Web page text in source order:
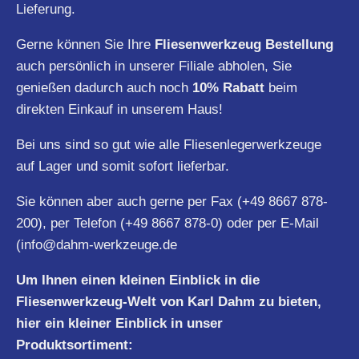
Lieferung.
Gerne können Sie Ihre Fliesenwerkzeug Bestellung
auch persönlich in unserer Filiale abholen, Sie
genießen dadurch auch noch 10% Rabatt beim
direkten Einkauf in unserem Haus!
Bei uns sind so gut wie alle Fliesenlegerwerkzeuge
auf Lager und somit sofort lieferbar.
Sie können aber auch gerne per Fax (+49 8667 878-
200), per Telefon (+49 8667 878-0) oder per E-Mail
(info@dahm-werkzeuge.de
Um Ihnen einen kleinen Einblick in die
Fliesenwerkzeug-Welt von Karl Dahm zu bieten,
hier ein kleiner Einblick in unser
Produktsortiment: